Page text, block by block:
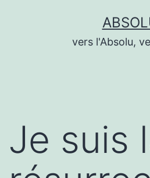
vers l'Absolu,
Je suis